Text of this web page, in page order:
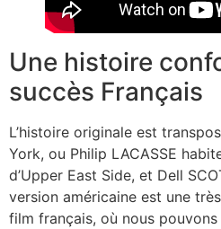
Une histoire
succès Français
L’histoire originale est
York, ou Philip LACASSE
d’Upper East Side, et Dell
version américaine est une
film français, où nous